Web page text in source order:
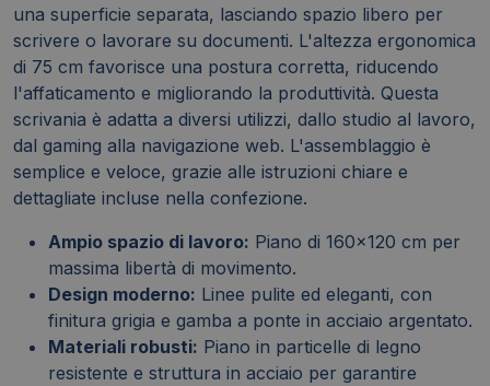
una superficie separata, lasciando spazio libero per
scrivere o lavorare su documenti. L'altezza ergonomica
di 75 cm favorisce una postura corretta, riducendo
l'affaticamento e migliorando la produttività. Questa
scrivania è adatta a diversi utilizzi, dallo studio al lavoro,
dal gaming alla navigazione web. L'assemblaggio è
semplice e veloce, grazie alle istruzioni chiare e
dettagliate incluse nella confezione.
Ampio spazio di lavoro: Piano di 160x120 cm per
massima libertà di movimento.
Design moderno: Linee pulite ed eleganti, con
finitura grigia e gamba a ponte in acciaio argentato.
Materiali robusti: Piano in particelle di legno
resistente e struttura in acciaio per garantire